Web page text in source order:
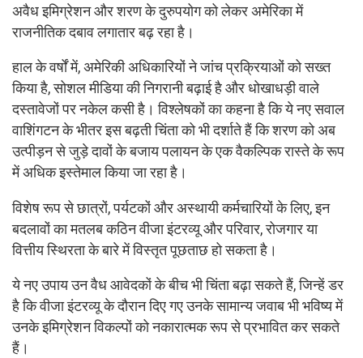
अवैध इमिग्रेशन और शरण के दुरुपयोग को लेकर अमेरिका में
राजनीतिक दबाव लगातार बढ़ रहा है।
हाल के वर्षों में, अमेरिकी अधिकारियों ने जांच प्रक्रियाओं को सख्त
किया है, सोशल मीडिया की निगरानी बढ़ाई है और धोखाधड़ी वाले
दस्तावेजों पर नकेल कसी है। विश्लेषकों का कहना है कि ये नए सवाल
वाशिंगटन के भीतर इस बढ़ती चिंता को भी दर्शाते हैं कि शरण को अब
उत्पीड़न से जुड़े दावों के बजाय पलायन के एक वैकल्पिक रास्ते के रूप
में अधिक इस्तेमाल किया जा रहा है।
विशेष रूप से छात्रों, पर्यटकों और अस्थायी कर्मचारियों के लिए, इन
बदलावों का मतलब कठिन वीजा इंटरव्यू और परिवार, रोजगार या
वित्तीय स्थिरता के बारे में विस्तृत पूछताछ हो सकता है।
ये नए उपाय उन वैध आवेदकों के बीच भी चिंता बढ़ा सकते हैं, जिन्हें डर
है कि वीजा इंटरव्यू के दौरान दिए गए उनके सामान्य जवाब भी भविष्य में
उनके इमिग्रेशन विकल्पों को नकारात्मक रूप से प्रभावित कर सकते
हैं।